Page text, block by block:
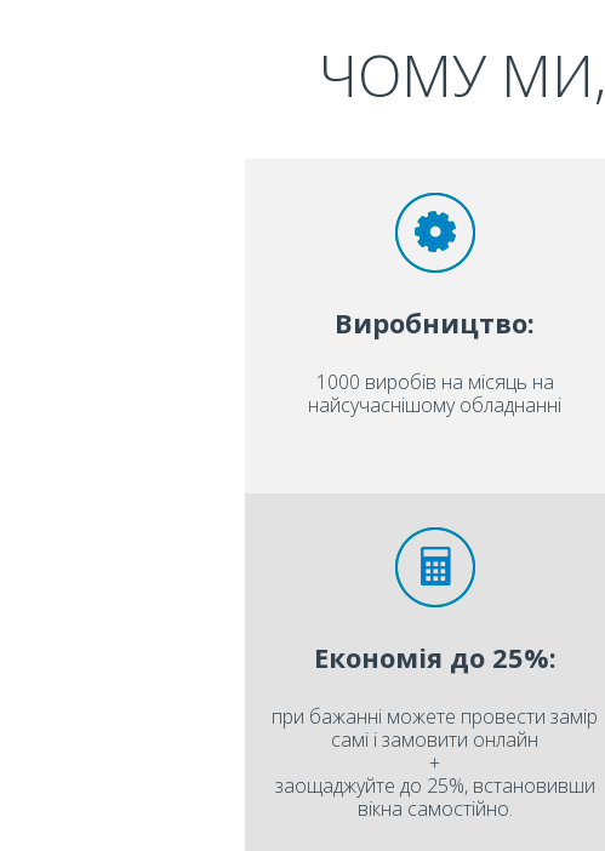
ЧОМУ
Виробництво:
1000 виробів на місяць на
найсучаснішому обладнанні
Економія до 25%:
при бажанні можете провести замір
самі і замовити онлайн
+
заощаджуйте до 25%, встановивши
вікна самостійно.